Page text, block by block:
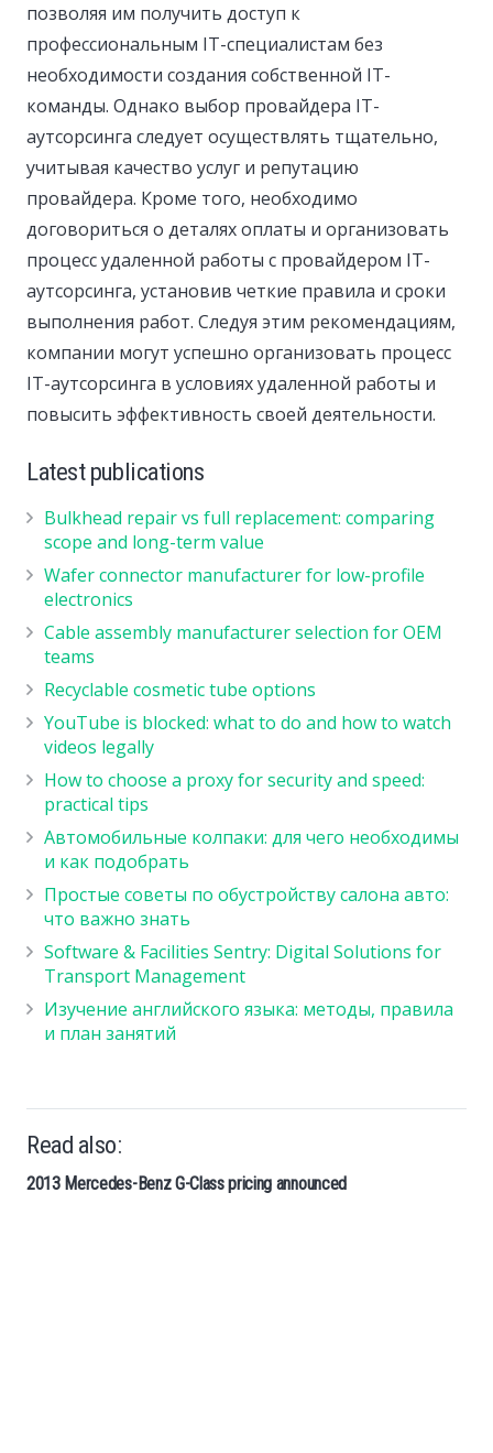
позволяя им получить доступ к
профессиональным IT-специалистам без
необходимости создания собственной IT-
команды. Однако выбор провайдера IT-
аутсорсинга следует осуществлять тщательно,
учитывая качество услуг и репутацию
провайдера. Кроме того, необходимо
договориться о деталях оплаты и организовать
процесс удаленной работы с провайдером IT-
аутсорсинга, установив четкие правила и сроки
выполнения работ. Следуя этим рекомендациям,
компании могут успешно организовать процесс
IT-аутсорсинга в условиях удаленной работы и
повысить эффективность своей деятельности.
Latest publications
Bulkhead repair vs full replacement: comparing
scope and long-term value
Wafer connector manufacturer for low-profile
electronics
Cable assembly manufacturer selection for OEM
teams
Recyclable cosmetic tube options
YouTube is blocked: what to do and how to watch
videos legally
How to choose a proxy for security and speed:
practical tips
Автомобильные колпаки: для чего необходимы
и как подобрать
Простые советы по обустройству салона авто:
что важно знать
Software & Facilities Sentry: Digital Solutions for
Transport Management
Изучение английского языка: методы, правила
и план занятий
Read also:
2013 Mercedes-Benz G-Class pricing announced